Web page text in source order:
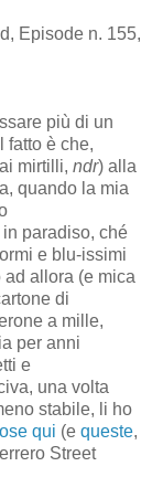
Episode n. 155,
più di un
fatto è che,
mirtilli, ndr) alla
quando la mia
paradiso, ché
e blu-issimi
ad allora (e mica
di
a mille,
per anni
e
una volta
stabile, li ho
qui (e queste,
Street